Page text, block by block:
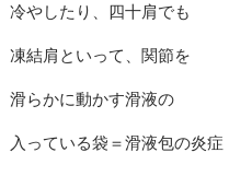
冷やしたり、四十肩でも
凍結肩といって、関節を
滑らかに動かす滑液の
入っている袋＝滑液包の炎症